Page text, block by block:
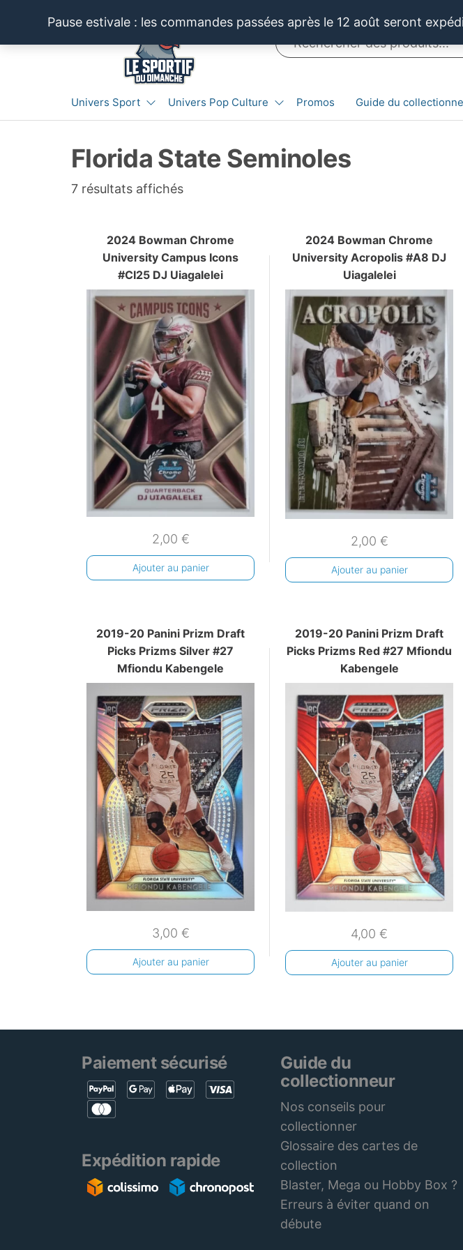
contenu
Pause estivale : les commandes passées après le 12 août seront
LE SPORTIF
DU
et
produits
autour
du
sport et
Univers Sport Univers Pop Culture Promos Guide du
Florida State Seminoles
7 résultats affichésTrié
récent
au
plus
ancien
2024 Bowman Chrome
University Campus Icons
#CI25 DJ Uiagalelei
2,00 €
Ajouter au panier
2024 Bowman Chrome
University Acropolis #A8 DJ
Uiagalelei
2,00 €
Ajouter au panier
2019-20 Panini Prizm Draft
Picks Prizms Silver #27
Mfiondu Kabengele
3,00 €
Ajouter au panier
2019-20 Panini Prizm Draft
Picks Prizms Red #27 Mfiondu
Kabengele
4,00 €
Ajouter au panier
Paiement sécurisé
Expédition rapide
Guide du
collectionneur
Nos conseils pour
collectionner
Glossaire des cartes de
collection
Blaster, Mega ou Hobby Box ?
Erreurs à éviter quand on
débute